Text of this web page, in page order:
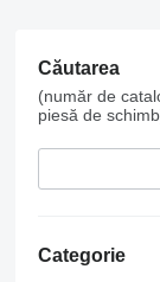
Căutarea
(număr de
piesă de
Categorie